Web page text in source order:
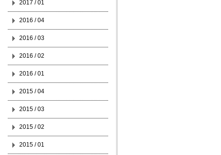
2017 / 01
2016 / 04
2016 / 03
2016 / 02
2016 / 01
2015 / 04
2015 / 03
2015 / 02
2015 / 01